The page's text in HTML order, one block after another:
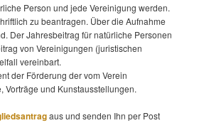
Person und jede Vereinigung werden.
zu beantragen. Über die Aufnahme
Der Jahresbeitrag für natürliche Personen
von Vereinigungen (juristischen
vereinbart.
der Förderung der vom Verein
Vorträge und Kunstausstellungen.
aus und senden Ihn per Post